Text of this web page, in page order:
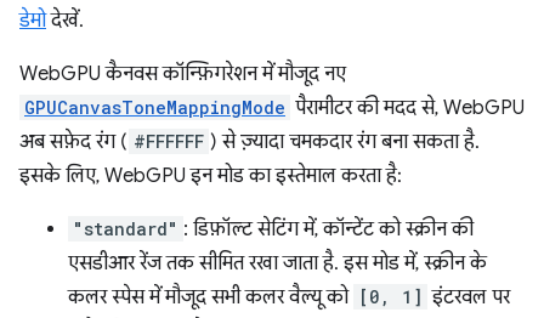
डेमोदेखें.
WebGPU कैनवस कॉन्फ़िगरेशन में मौजूद नए
GPUCanvasToneMappingMode पैरामीटर की मदद से, WebGPU
अब सफ़ेद रंग ( #FFFFFF ) से ज़्यादा चमकदार रंग बना सकता है.
इसके लिए, WebGPU इन मोड का इस्तेमाल करता है:
"standard" : डिफ़ॉल्ट सेटिंग में, कॉन्टेंट को स्क्रीन की
एसडीआर रेंज तक सीमित रखा जाता है. इस मोड में, स्क्रीन के
कलर स्पेस में मौजूद सभी कलर वैल्यू को [0, 1] इंटरवल पर